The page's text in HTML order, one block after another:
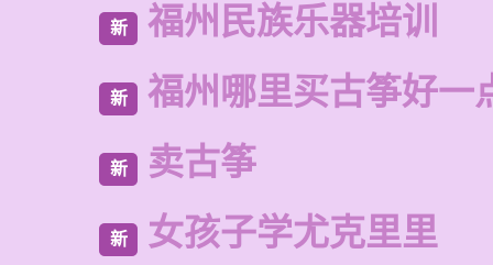
新 福州民族乐器培训
新 福州哪里买古筝好一
新 卖古筝
新 女孩子学尤克里里